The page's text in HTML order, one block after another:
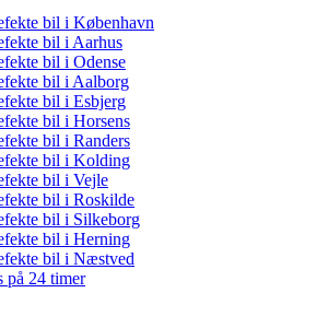
bil i København
bil i Aarhus
bil i Odense
bil i Aalborg
bil i Esbjerg
bil i Horsens
bil i Randers
bil i Kolding
bil i Vejle
bil i Roskilde
bil i Silkeborg
bil i Herning
bil i Næstved
på 24 timer